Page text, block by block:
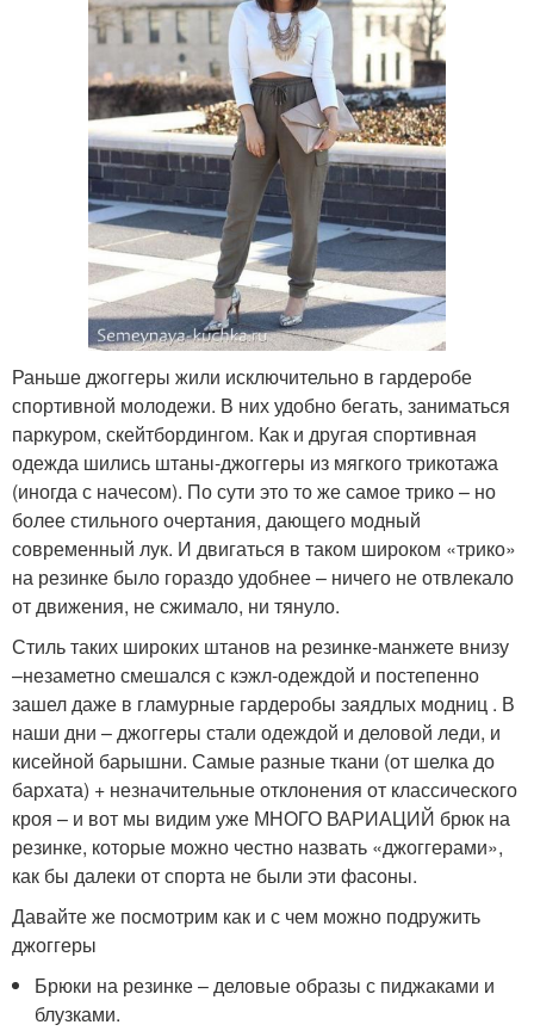
Раньше джоггеры жили исключительно в гардеробе
спортивной молодежи. В них удобно бегать, заниматься
паркуром, скейтбордингом. Как и другая спортивная
одежда шились штаны-джоггеры из мягкого трикотажа
(иногда с начесом). По сути это то же самое трико – но
более стильного очертания, дающего модный
современный лук. И двигаться в таком широком «трико»
на резинке было гораздо удобнее – ничего не отвлекало
от движения, не сжимало, ни тянуло.
Стиль таких широких штанов на резинке-манжете внизу
–незаметно смешался с кэжл-одеждой и постепенно
зашел даже в гламурные гардеробы заядлых модниц . В
наши дни – джоггеры стали одеждой и деловой леди, и
кисейной барышни. Самые разные ткани (от шелка до
бархата) + незначительные отклонения от классического
кроя – и вот мы видим уже МНОГО ВАРИАЦИЙ брюк на
резинке, которые можно честно назвать «джоггерами»,
как бы далеки от спорта не были эти фасоны.
Давайте же посмотрим как и с чем можно подружить
джоггеры
Брюки на резинке – деловые образы с пиджаками и
блузками.